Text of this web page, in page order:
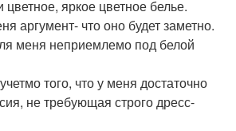
цветное, яркое цветное белье.
аргумент- что оно будет заметно.
меня неприемлемо под белой
того, что у меня достаточно
не требующая строго дресс-